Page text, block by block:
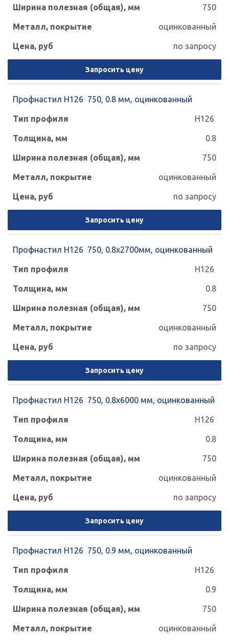
750
оцинкованный
по запросу
Запросить цену
Профнастил Н126 750, 0.8 мм, оцинкованный
Н126
0.8
750
оцинкованный
по запросу
Запросить цену
Профнастил Н126 750, 0.8х2700мм, оцинкованный
Н126
0.8
750
оцинкованный
по запросу
Запросить цену
Профнастил Н126 750, 0.8х6000 мм, оцинкованный
Н126
0.8
750
оцинкованный
по запросу
Запросить цену
Профнастил Н126 750, 0.9 мм, оцинкованный
Н126
0.9
750
оцинкованный